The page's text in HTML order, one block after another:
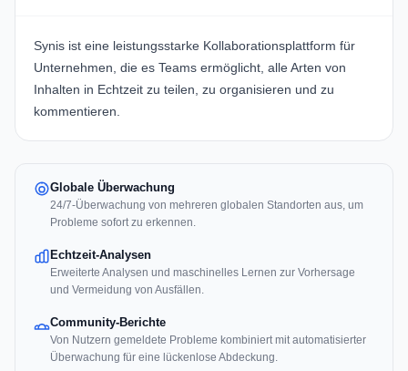
Synis ist eine leistungsstarke Kollaborationsplattform für
Unternehmen, die es Teams ermöglicht, alle Arten von
Inhalten in Echtzeit zu teilen, zu organisieren und zu
kommentieren.
Globale Überwachung
24/7-Überwachung von mehreren globalen Standorten aus, um
Probleme sofort zu erkennen.
Echtzeit-Analysen
Erweiterte Analysen und maschinelles Lernen zur Vorhersage
und Vermeidung von Ausfällen.
Community-Berichte
Von Nutzern gemeldete Probleme kombiniert mit automatisierter
Überwachung für eine lückenlose Abdeckung.